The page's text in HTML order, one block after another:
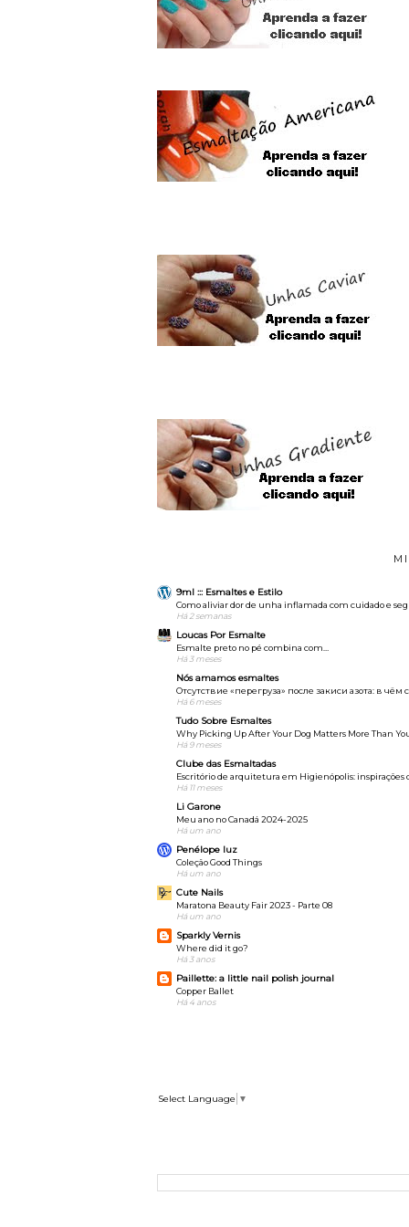
9ml ::: Esmaltes e Estilo
Como aliviar dor de unha inflamada com cuidado e
Há 2 semanas
Loucas Por Esmalte
Esmalte preto no pé combina com…
Há 3 meses
Nós amamos esmaltes
Отсутствие «перегруза» после закиси азота: в
Há 6 meses
Tudo Sobre Esmaltes
Why Picking Up After Your Dog Matters More Than
Há 9 meses
Clube das Esmaltadas
Escritório de arquitetura em Higienópolis: inspirações
Há 11 meses
Li Garone
Meu ano no Canadá 2024-2025
Há um ano
Penélope luz
Coleção Good Things
Há um ano
Cute Nails
Maratona Beauty Fair 2023 - Parte 08
Há um ano
Sparkly Vernis
Where did it go?
Há 3 anos
Paillette: a little nail polish journal
Copper Ballet
Há 4 anos
Select Language ▼